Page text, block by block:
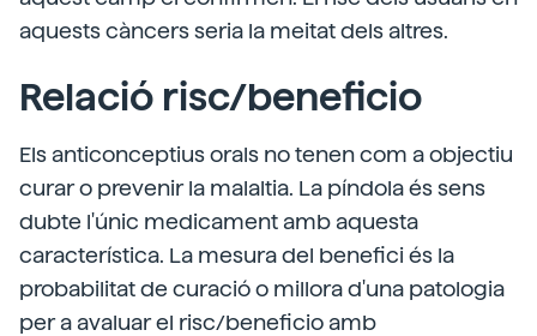
aquests càncers seria la meitat dels altres.
Relació risc/beneficio
Els anticonceptius orals no tenen com a objectiu
curar o prevenir la malaltia. La píndola és sens
dubte l'únic medicament amb aquesta
característica. La mesura del benefici és la
probabilitat de curació o millora d'una patologia
per a avaluar el risc/beneficio amb